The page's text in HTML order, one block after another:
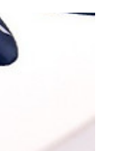
설치해 보
에서 자주
이버를 설
복합기 드라
그리고 복합
진행한다. 똘